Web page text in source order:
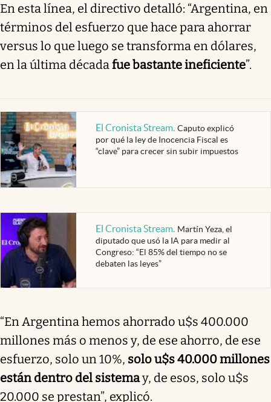
En esta línea, el directivo detalló: “Argentina, en
términos del esfuerzo que hace para ahorrar
versus lo que luego se transforma en dólares,
en la última décadafue bastante ineficiente”.
El Cronista Stream. Caputo explicó
por qué la ley de Inocencia Fiscal es
“clave” para crecer sin subir impuestos
El Cronista Stream. Martín Yeza, el
diputado que usó la IA para medir al
Congreso: “El 85% del tiempo no se
debaten las leyes”
“En Argentina hemos ahorrado u$s 400.000
millones más o menos y, de ese ahorro, de ese
esfuerzo, solo un 10%, solo u$s 40.000 millones
están dentro del sistemay, de esos, solo u$s
20.000 se prestan”, explicó.